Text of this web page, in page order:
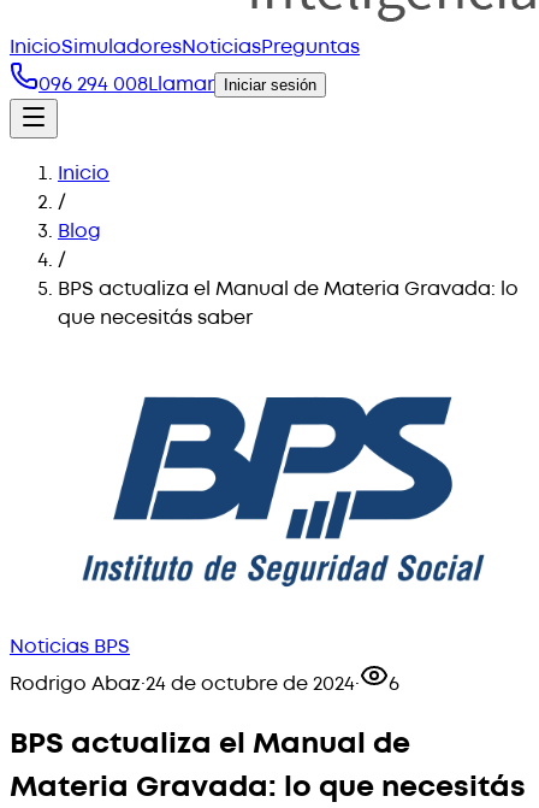
InicioSimuladoresNoticiasPreguntas
096 294 008Llamar Iniciar sesión
Inicio
/
Blog
/
BPS actualiza el Manual de Materia Gravada: lo
que necesitás saber
Noticias BPS
Rodrigo Abaz·24 de octubre de 2024· 6
BPS actualiza el Manual de
Materia Gravada: lo que necesitás